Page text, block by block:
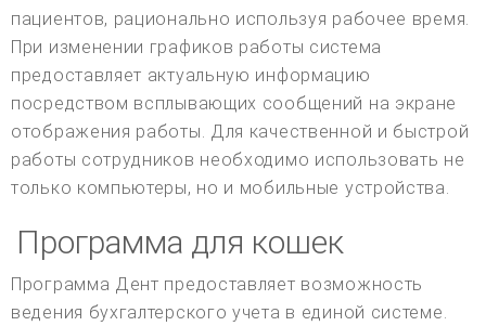
пациентов, рационально используя рабочее время.
При изменении графиков работы система
предоставляет актуальную информацию
посредством всплывающих сообщений на экране
отображения работы. Для качественной и быстрой
работы сотрудников необходимо использовать не
только компьютеры, но и мобильные устройства.
Программа для кошек
Программа Дент предоставляет возможность
ведения бухгалтерского учета в единой системе.